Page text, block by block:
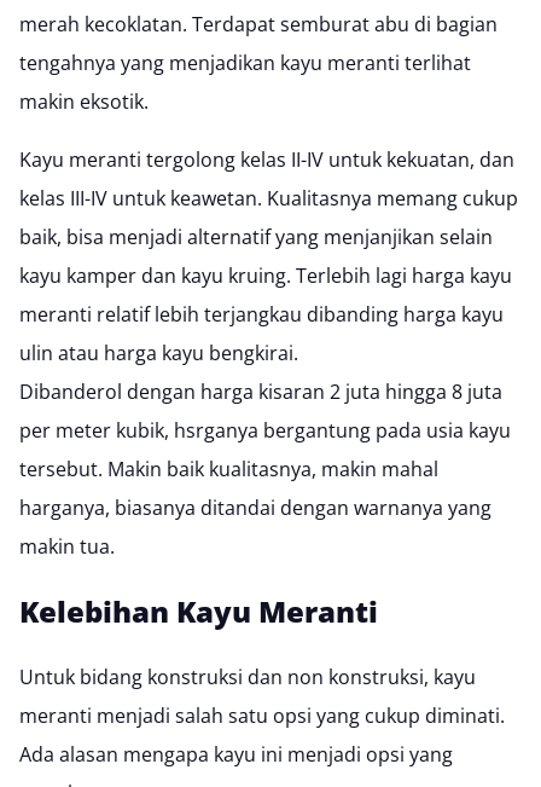
merah kecoklatan. Terdapat semburat abu di bagian
tengahnya yang menjadikan kayu meranti terlihat
makin eksotik.
Kayu meranti tergolong kelas II-IV untuk kekuatan, dan
kelas III-IV untuk keawetan. Kualitasnya memang cukup
baik, bisa menjadi alternatif yang menjanjikan selain
kayu kamper dan kayu kruing. Terlebih lagi harga kayu
meranti relatif lebih terjangkau dibanding harga kayu
ulin atau harga kayu bengkirai.
Dibanderol dengan harga kisaran 2 juta hingga 8 juta
per meter kubik, hsrganya bergantung pada usia kayu
tersebut. Makin baik kualitasnya, makin mahal
harganya, biasanya ditandai dengan warnanya yang
makin tua.
Kelebihan Kayu Meranti
Untuk bidang konstruksi dan non konstruksi, kayu
meranti menjadi salah satu opsi yang cukup diminati.
Ada alasan mengapa kayu ini menjadi opsi yang